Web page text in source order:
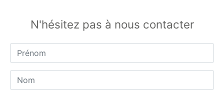
N'hésitez pas à nous contacter